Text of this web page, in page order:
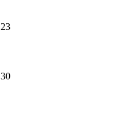
23
30